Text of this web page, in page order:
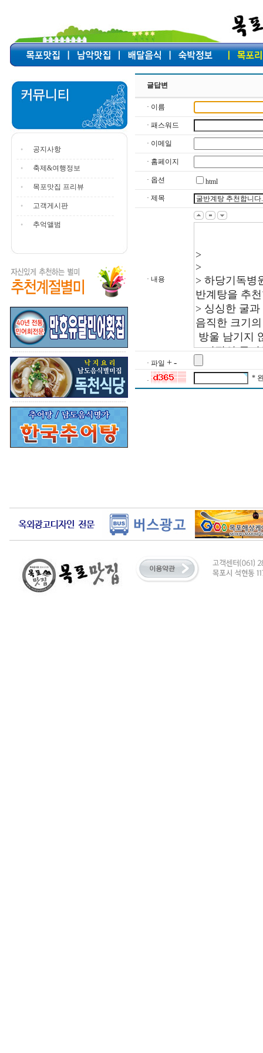
공지사항
축제&여행정보
목포맛집 프리뷰
고객게시판
추억앨범
글답변
· 이름
· 패스워드
· 이메일
· 홈페이지
· 옵션
html
· 제목
· 내용
· 파일 + -
· *